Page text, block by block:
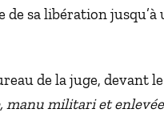
sa libération
de la juge, devant
manu militari et